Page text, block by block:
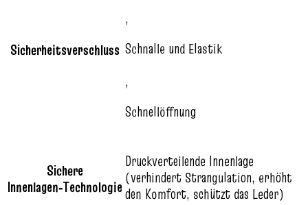
Sicherheitsverschluss
,
Schnalle und Elastik
,
Schnellöffnung
Sichere
Innenlagen‑Technologie
Druckverteilende Innenlage
(verhindert Strangulation, erhöht
den Komfort, schützt das Leder)